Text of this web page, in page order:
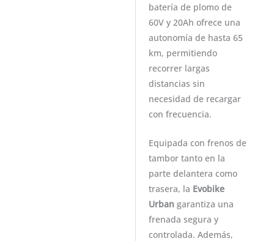
batería de plomo de
60V y 20Ah ofrece una
autonomía de hasta 65
km, permitiendo
recorrer largas
distancias sin
necesidad de recargar
con frecuencia.
Equipada con frenos de
tambor tanto en la
parte delantera como
trasera, la Evobike
Urbangarantiza una
frenada segura y
controlada. Además,